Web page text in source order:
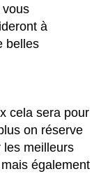
vous
à
belles
cela sera pour
on réserve
les meilleurs
également